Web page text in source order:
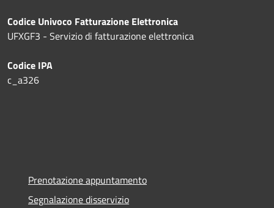
Codice Univoco Fatturazione Elettronica
UFXGF3 - Servizio di fatturazione elettronica
Codice IPA
c_a326
Prenotazione appuntamento
Segnalazione disservizio